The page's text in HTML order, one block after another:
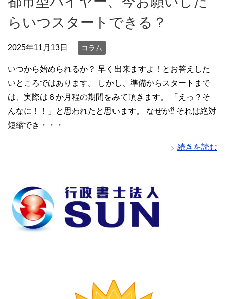
らいつスタートできる？
2025年11月13日 コラム
いつから始められるか？ 早く出来ますよ！とお答えした
いところではあります。 しかし、準備からスタートまで
は、実際は６か月程の期間をみて頂きます。 「えっ？そ
んなに！！」と思われたと思います。 なぜか⁇ それは絶対
短縮でき・・・
続きを読む